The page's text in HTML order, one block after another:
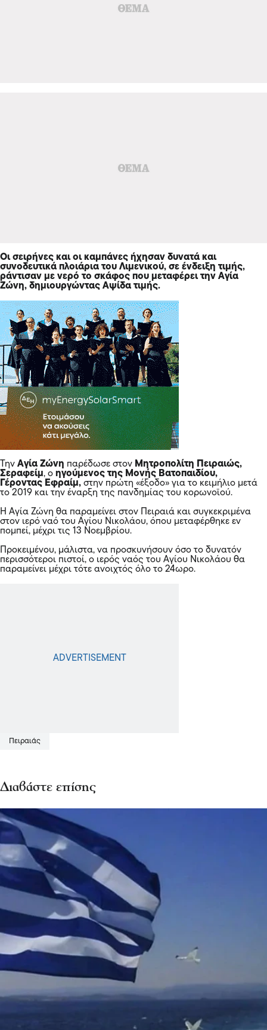
Οι σειρήνες και οι καμπάνες ήχησαν δυνατά και
συνοδευτικά πλοιάρια του Λιμενικού, σε ένδειξη τιμής,
ράντισαν με νερό το σκάφος που μεταφέρει την Αγία
Ζώνη, δημιουργώντας Αψίδα τιμής.
Την Αγία Ζώνη παρέδωσε στον Μητροπολίτη Πειραιώς,
Σεραφείμ, ο ηγούμενος της Μονής Βατοπαιδίου,
Γέροντας Εφραίμ, στην πρώτη «έξοδο» για το κειμήλιο μετά
το 2019 και την έναρξη της πανδημίας του κορωνοϊού.
Η Αγία Ζώνη θα παραμείνει στον
Πειραιά και συγκεκριμένα
στον ιερό ναό του Αγίου Νικολάου, όπου μεταφέρθηκε εν
πομπεί, μέχρι τις 13 Νοεμβρίου.
Προκειμένου, μάλιστα, να προσκυνήσουν όσο το δυνατόν
περισσότεροι πιστοί, ο ιερός ναός του Αγίου Νικολάου θα
παραμείνει μέχρι τότε ανοιχτός όλο το 24ωρο.
Πειραιάς
Διαβάστε επίσης